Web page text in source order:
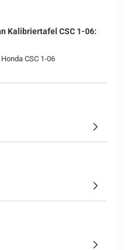
Kalibriertafel CSC 1-06:
CSC 1-06